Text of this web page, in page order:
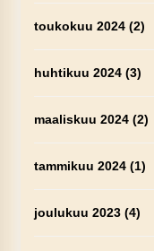
toukokuu 2024(2)
huhtikuu 2024(3)
maaliskuu 2024(2)
tammikuu 2024(1)
joulukuu 2023(4)